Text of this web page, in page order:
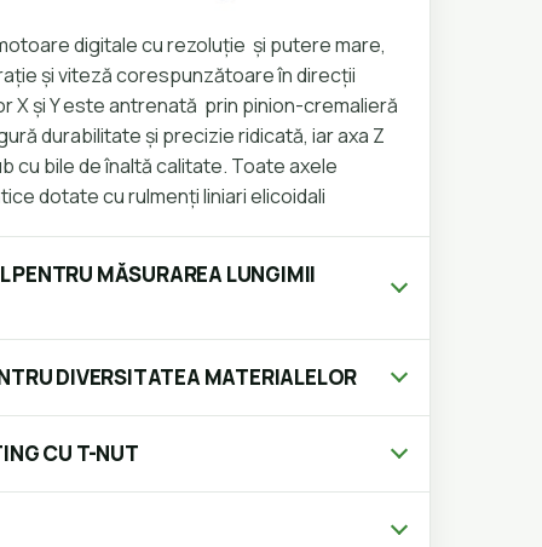
digitale cu rezoluție și putere mare,
și viteză corespunzătoare în direcții
X și Y este antrenată prin pinion-cremalieră
durabilitate și precizie ridicată, iar axa Z
cu bile de înaltă calitate. Toate axele
dotate cu rulmenți liniari elicoidali
MĂSURAREA LUNGIMII
DIVERSITATEA MATERIALELOR
CU T-NUT